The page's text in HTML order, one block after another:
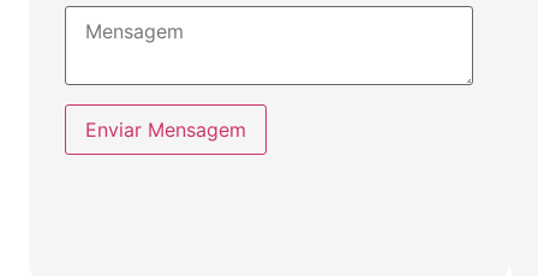
Enviar Mensagem